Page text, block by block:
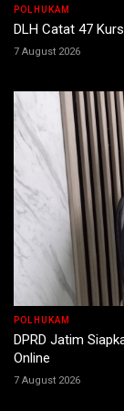
POLHUKAM
DLH Catat 47
7 August 2026
POLHUKAM
DPRD Jatim
Online
7 August 2026